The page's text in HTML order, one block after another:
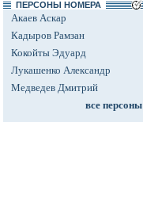
ПЕРСОНЫ НОМЕРА
Акаев Аскар
Кадыров Рамзан
Кокойты Эдуард
Лукашенко Александр
Медведев Дмитрий
все персоны